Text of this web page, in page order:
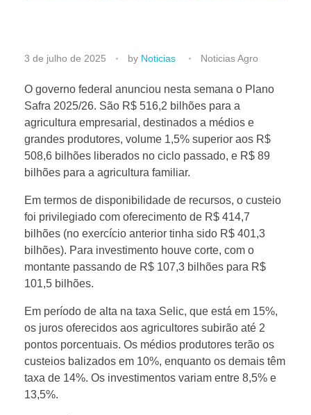
S
e
c
r
e
t
a
r
i
a
3 de julho de 2025 by Noticias Noticias Agro
O governo federal anunciou nesta semana o Plano
Safra 2025/26. São R$ 516,2 bilhões para a
agricultura empresarial, destinados a médios e
grandes produtores, volume 1,5% superior aos R$
508,6 bilhões liberados no ciclo passado, e R$ 89
bilhões para a agricultura familiar.
Em termos de disponibilidade de recursos, o custeio
foi privilegiado com oferecimento de R$ 414,7
bilhões (no exercício anterior tinha sido R$ 401,3
bilhões). Para investimento houve corte, com o
montante passando de R$ 107,3 bilhões para R$
101,5 bilhões.
Em período de alta na taxa Selic, que está em 15%,
os juros oferecidos aos agricultores subirão até 2
pontos porcentuais. Os médios produtores terão os
custeios balizados em 10%, enquanto os demais têm
taxa de 14%. Os investimentos variam entre 8,5% e
13,5%.